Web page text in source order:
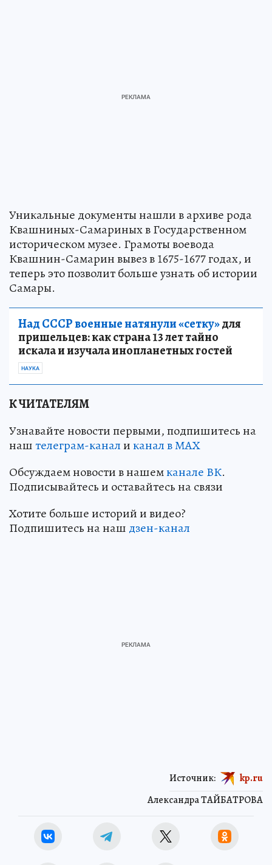
Уникальные документы нашли в архиве рода
Квашниных-Самариных в Государственном
историческом музее. Грамоты воевода
Квашнин-Самарин вывез в 1675-1677 годах, и
теперь это позволит больше узнать об истории
Самары.
Над СССР военные натянули «сетку»для
пришельцев: как страна 13 лет тайно
искала и изучала инопланетных гостей
НАУКА
К ЧИТАТЕЛЯМ
Узнавайте новости первыми, подпишитесь на
наштелеграм-каналиканал в МАХ
Обсуждаем новости в нашемканале ВК.
Подписывайтесь и оставайтесь на связи
Хотите больше историй и видео?
Подпишитесь на наш дзен-канал
Александра ТАЙБАТРОВА
Источник: kp.ru